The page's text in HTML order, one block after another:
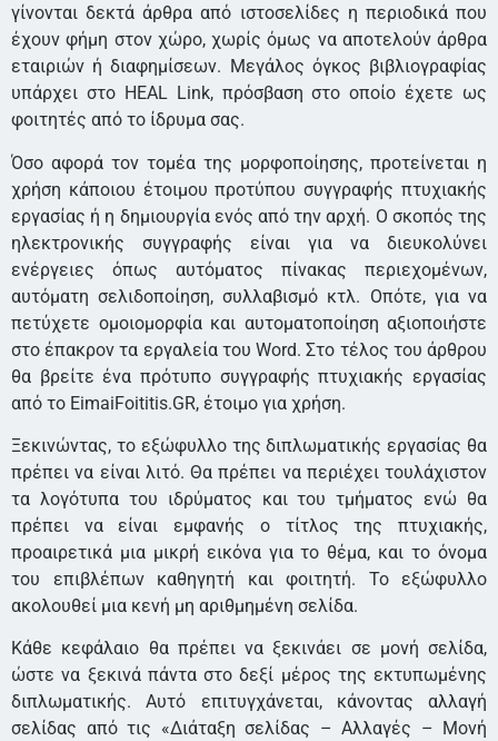
γίνονται δεκτά άρθρα από ιστοσελίδες η περιοδικά που
έχουν φήμη στον χώρο, χωρίς όμως να αποτελούν άρθρα
εταιριών ή διαφημίσεων. Μεγάλος όγκος βιβλιογραφίας
υπάρχει στο HEAL Link, πρόσβαση στο οποίο έχετε ως
φοιτητές από το ίδρυμα σας.
Όσο αφορά τον τομέα της μορφοποίησης, προτείνεται η
χρήση κάποιου έτοιμου προτύπου συγγραφής πτυχιακής
εργασίας ή η δημιουργία ενός από την αρχή. Ο σκοπός της
ηλεκτρονικής συγγραφής είναι για να διευκολύνει
ενέργειες όπως αυτόματος πίνακας περιεχομένων,
αυτόματη σελιδοποίηση, συλλαβισμό κτλ. Οπότε, για να
πετύχετε ομοιομορφία και αυτοματοποίηση αξιοποιήστε
στο έπακρον τα εργαλεία του Word. Στο τέλος του άρθρου
θα βρείτε ένα πρότυπο συγγραφής πτυχιακής εργασίας
από το EimaiFoititis.GR, έτοιμο για χρήση.
Ξεκινώντας, το εξώφυλλο της διπλωματικής εργασίας θα
πρέπει να είναι λιτό. Θα πρέπει να περιέχει τουλάχιστον
τα λογότυπα του ιδρύματος και του τμήματος ενώ θα
πρέπει να είναι εμφανής ο τίτλος της πτυχιακής,
προαιρετικά μια μικρή εικόνα για το θέμα, και το όνομα
του επιβλέπων καθηγητή και φοιτητή. Το εξώφυλλο
ακολουθεί μια κενή μη αριθμημένη σελίδα.
Κάθε κεφάλαιο θα πρέπει να ξεκινάει σε μονή σελίδα,
ώστε να ξεκινά πάντα στο δεξί μέρος της εκτυπωμένης
διπλωματικής. Αυτό επιτυγχάνεται, κάνοντας αλλαγή
σελίδας από τις «Διάταξη σελίδας – Αλλαγές – Μονή